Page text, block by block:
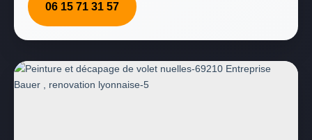
06 15 71 31 57